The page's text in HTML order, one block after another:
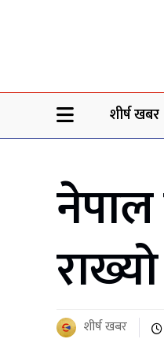
शीर्ष खबर
शीर्ष खबर